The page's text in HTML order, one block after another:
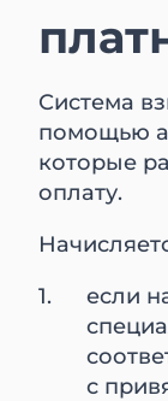
Система
помощью
которые
оплату.
если
с